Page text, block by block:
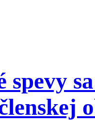
spevy